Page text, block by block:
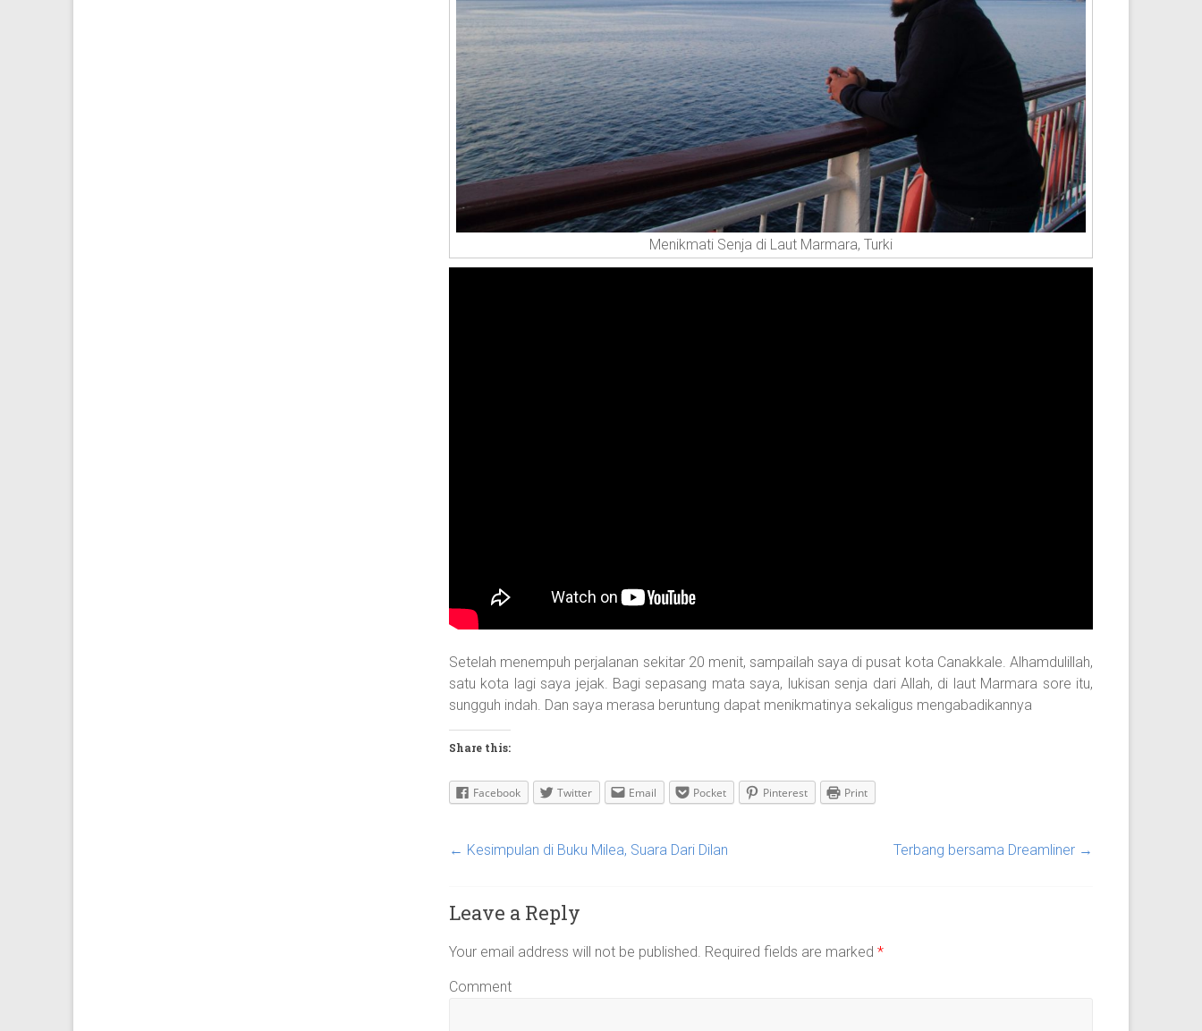
Menikmati Senja di Laut Marmara, Turki
Setelah menempuh perjalanan sekitar 20 menit, sampailah saya di pusat kota Canakkale. Alhamdulillah,
satu kota lagi saya jejak. Bagi sepasang mata saya, lukisan senja dari Allah, di laut Marmara sore itu,
sungguh indah. Dan saya merasa beruntung dapat menikmatinya sekaligus mengabadikannya
Share this:
Facebook Twitter Email Pocket Pinterest Print
← Kesimpulan di Buku Milea, Suara Dari Dilan Terbang bersama Dreamliner →
Leave a Reply
Your email address will not be published. Required fields are marked *
Comment